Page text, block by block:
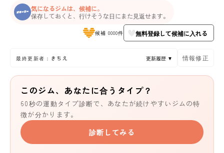
気になるジムは、候補に。
保存しておくと、行けそうな日にまた見返せます。
候補 0000件 無料登録して候補に入れる
最終更新者：きちえ 更新履歴 ▼ 情報修正
このジム、あなたに合うタイプ？
60秒の運動タイプ診断で、あなたが続けやすいジムの特
徴が分かります。
診断してみる